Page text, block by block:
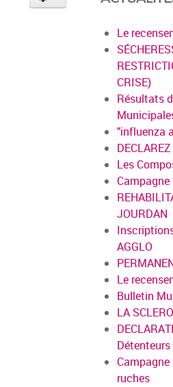
Le
CRISE)
Résultats
"influenza
Les
Campagne
JOURDAN
AGGLO
Le
Bulletin
LA
ruches